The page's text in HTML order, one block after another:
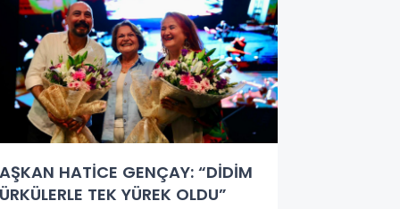
HATİCE GENÇAY: “DİDİM
TEK YÜREK OLDU”